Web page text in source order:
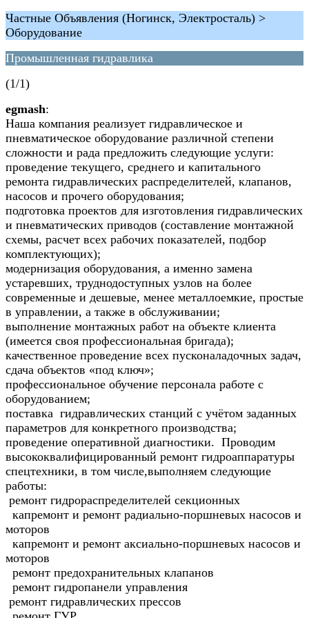
Частные Объявления (Ногинск, Электросталь) >
Оборудование
Промышленная гидравлика
(1/1)
egmash:
Наша компания реализует гидравлическое и
пневматическое оборудование различной степени
сложности и рада предложить следующие услуги:
проведение текущего, среднего и капитального
ремонта гидравлических распределителей, клапанов,
насосов и прочего оборудования;
подготовка проектов для изготовления гидравлических
и пневматических приводов (составление монтажной
схемы, расчет всех рабочих показателей, подбор
комплектующих);
модернизация оборудования, а именно замена
устаревших, труднодоступных узлов на более
современные и дешевые, менее металлоемкие, простые
в управлении, а также в обслуживании;
выполнение монтажных работ на объекте клиента
(имеется своя профессиональная бригада);
качественное проведение всех пусконаладочных задач,
сдача объектов «под ключ»;
профессиональное обучение персонала работе с
оборудованием;
поставка гидравлических станций с учётом заданных
параметров для конкретного производства;
проведение оперативной диагностики. Проводим
высококвалифицированный ремонт гидроаппаратуры
спецтехники, в том числе,выполняем следующие
работы:
ремонт гидрораспределителей секционных
капремонт и ремонт радиально-поршневых насосов и
моторов
капремонт и ремонт аксиально-поршневых насосов и
моторов
ремонт предохранительных клапанов
ремонт гидропанели управления
ремонт гидравлических прессов